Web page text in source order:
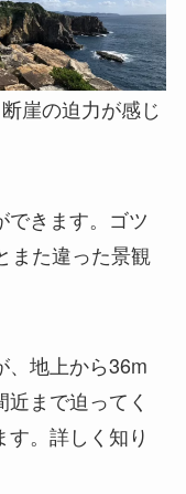
崖の迫力が感じ
できます。ゴツ
また違った景観
、地上から36m
まで迫ってく
。詳しく知り